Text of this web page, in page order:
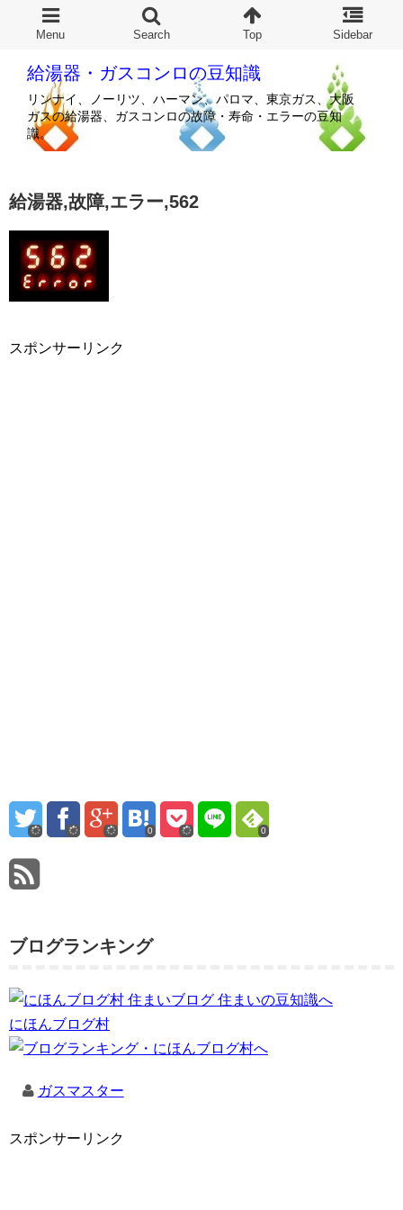
給湯器・ガスコンロの豆知識
リンナイ、ノーリツ、ハーマン、パロマ、東京ガス、大阪
ガスの給湯器、ガスコンロの故障・寿命・エラーの豆知
識。
給湯器,故障,エラー,562
スポンサーリンク
0 0
ブログランキング
にほんブログ村
ガスマスター
スポンサーリンク